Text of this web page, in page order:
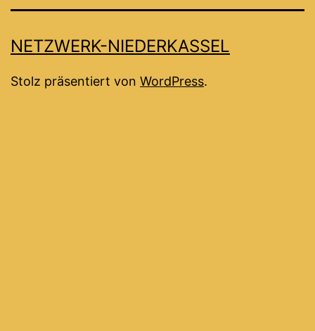
NETZWERK-NIEDERKASSEL
Stolz präsentiert von WordPress.